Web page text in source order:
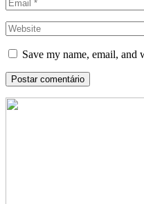
Save my name, email, and